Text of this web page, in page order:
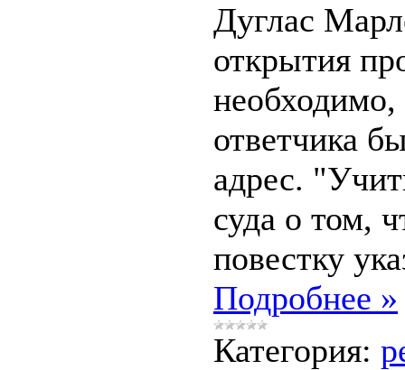
Дуглас
открытия
ответчика
адрес.
суда о том,
повестку
Подробнее »
Категория: